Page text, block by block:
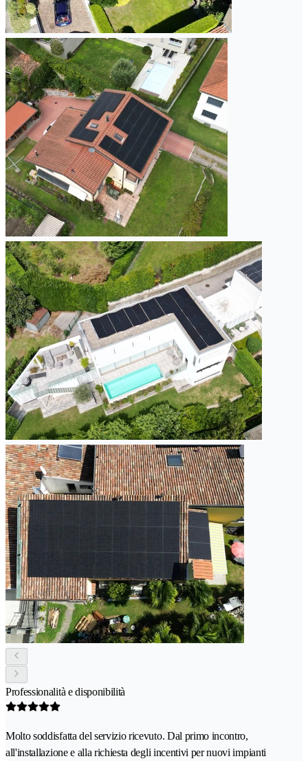
Professionalità e disponibilità
Molto soddisfatta del servizio ricevuto. Dal primo incontro,
all'installazione e alla richiesta degli incentivi per nuovi impianti